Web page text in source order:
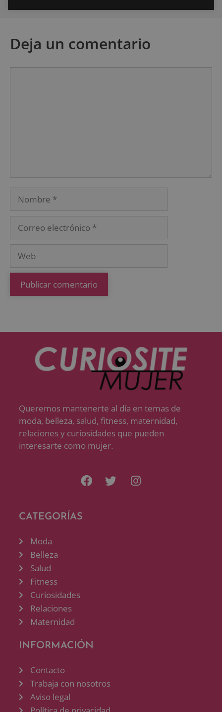
Deja un comentario
Queremos mantenerte al día en temas de
moda, belleza, salud, fitness, maternidad,
relaciones y curiosidades que pueden
interesarte como mujer.
CATEGORÍAS
Moda
Belleza
Salud
Fitness
Curiosidades
Relaciones
Maternidad
INFORMACIÓN
Contacto
Trabaja con nosotros
Aviso legal